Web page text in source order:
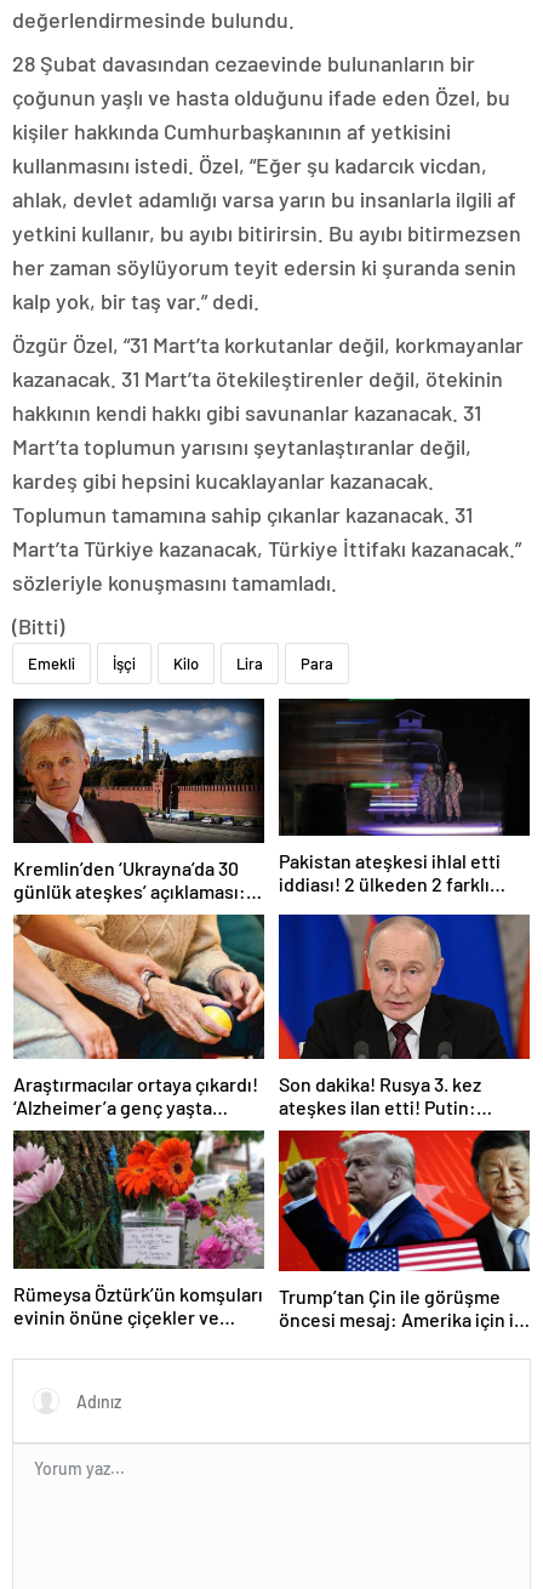
değerlendirmesinde bulundu.
28 Şubat davasından cezaevinde bulunanların bir
çoğunun yaşlı ve hasta olduğunu ifade eden Özel, bu
kişiler hakkında Cumhurbaşkanının af yetkisini
kullanmasını istedi. Özel, “Eğer şu kadarcık vicdan,
ahlak, devlet adamlığı varsa yarın bu insanlarla ilgili af
yetkini kullanır, bu ayıbı bitirirsin. Bu ayıbı bitirmezsen
her zaman söylüyorum teyit edersin ki şuranda senin
kalp yok, bir taş var.” dedi.
Özgür Özel, “31 Mart’ta korkutanlar değil, korkmayanlar
kazanacak. 31 Mart’ta ötekileştirenler değil, ötekinin
hakkının kendi hakkı gibi savunanlar kazanacak. 31
Mart’ta toplumun yarısını şeytanlaştıranlar değil,
kardeş gibi hepsini kucaklayanlar kazanacak.
Toplumun tamamına sahip çıkanlar kazanacak. 31
Mart’ta Türkiye kazanacak, Türkiye İttifakı kazanacak.”
sözleriyle konuşmasını tamamladı.
(Bitti)
Emekli İşçi Kilo Lira Para
Kremlin’den ‘Ukrayna’da 30
günlük ateşkes’ açıklaması:
Bunu iyice düşünmeliyiz
Pakistan ateşkesi ihlal etti
iddiası! 2 ülkeden 2 farklı
Araştırmacılar ortaya çıkardı!
‘Alzheimer’a genç yaşta
yakalanabilirsiniz’
Son dakika! Rusya 3. kez
ateşkes ilan etti! Putin:
Erdoğan ile görüşme
gerçekleştireceğiz
Rümeysa Öztürk’ün komşuları
evinin önüne çiçekler ve
Trump’tan Çin ile görüşme
öncesi mesaj: Amerika için iyi